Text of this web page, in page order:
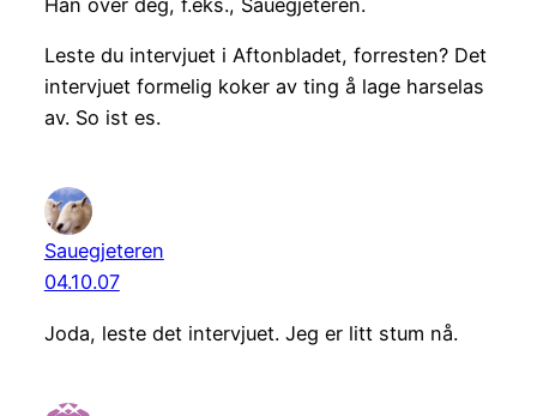
Han over deg, f.eks., Sauegjeteren.
Leste du intervjuet i Aftonbladet, forresten? Det
intervjuet formelig koker av ting å lage harselas
av. So ist es.
Sauegjeteren
04.10.07
Joda, leste det intervjuet. Jeg er litt stum nå.